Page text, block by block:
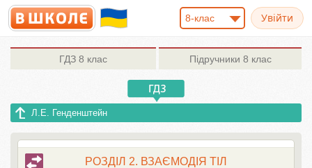
8-клас
ГДЗ 8 клас Підручники 8 клас
Л.Е. Генденштейн
РОЗДІЛ 2. ВЗАЄМОДІЯ ТІЛ